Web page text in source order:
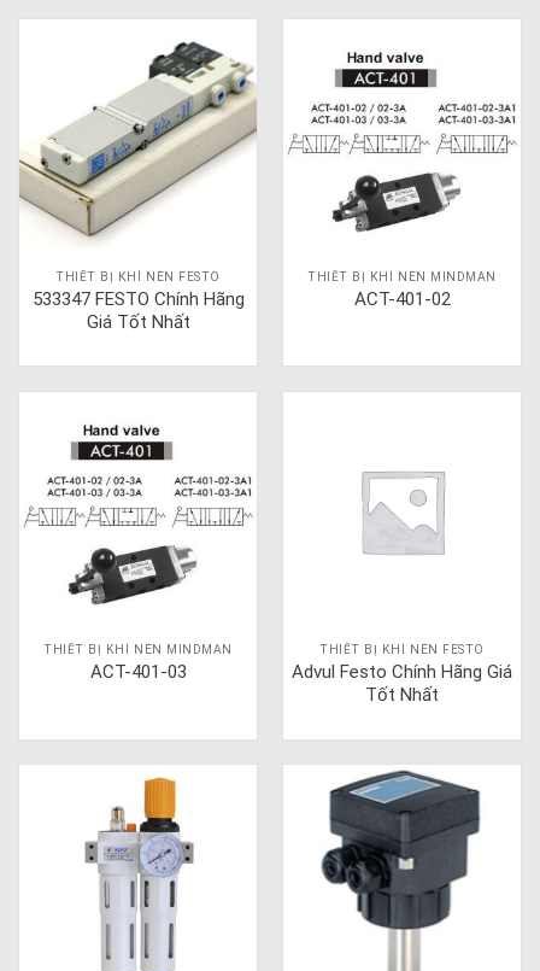
THIẾT BỊ KHÍ NÉN FESTO
533347 FESTO Chính Hãng
Giá Tốt Nhất
THIẾT BỊ KHÍ NÉN MINDMAN
ACT-401-02
THIẾT BỊ KHÍ NÉN MINDMAN
ACT-401-03
THIẾT BỊ KHÍ NÉN FESTO
Advul Festo Chính Hãng Giá
Tốt Nhất